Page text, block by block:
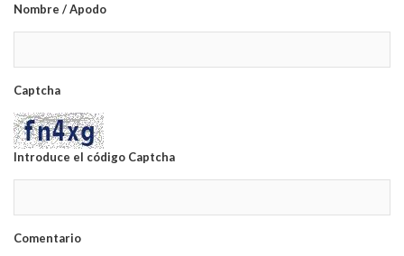
Nombre / Apodo
Captcha
Introduce el código Captcha
Comentario